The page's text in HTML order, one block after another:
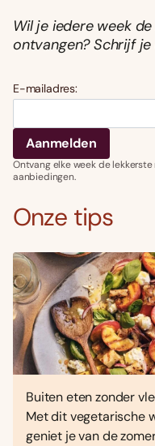
Wil je iedere week
ontvangen? Schrijf
E-mailadres:
Ontvang elke week de
aanbiedingen.
Onze tips
Buiten eten zonder
Met dit vegetarische
geniet je van de